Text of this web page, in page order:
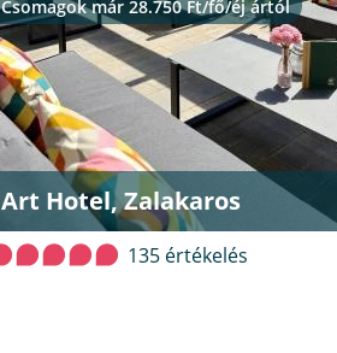
Art Hotel, Zalakaros
Csomagok már 28.750 Ft/fő/éj ártól
135 értékelés